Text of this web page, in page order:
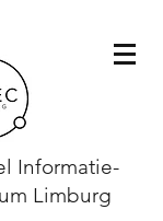
Informatie-
Limburg